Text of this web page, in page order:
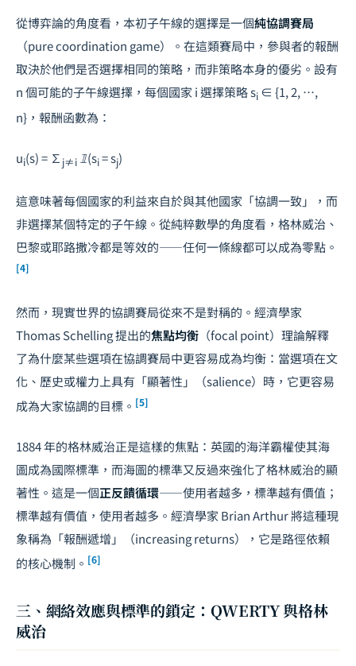
從博弈論的角度看，本初子午線的選擇是一個純協調賽局
（pure coordination game）。在這類賽局中，參與者的報酬
取決於他們是否選擇相同的策略，而非策略本身的優劣。設有
n個可能的子午線選擇，每個國家 i選擇策略si ∈ {1, 2, …,
n} ，報酬函數為：
ui(s) = ∑ j≠i 𝟙(si= sj)
這意味著每個國家的利益來自於與其他國家「協調一致」，而
非選擇某個特定的子午線。從純粹數學的角度看，格林威治、
巴黎或耶路撒冷都是等效的——任何一條線都可以成為零點。
[4]
然而，現實世界的協調賽局從來不是對稱的。經濟學家
Thomas Schelling 提出的焦點均衡 （focal point）理論解釋
了為什麼某些選項在協調賽局中更容易成為均衡：當選項在文
化、歷史或權力上具有「顯著性」（salience）時，它更容易
成為大家協調的目標。 [5]
1884 年的格林威治正是這樣的焦點：英國的海洋霸權使其海
圖成為國際標準，而海圖的標準又反過來強化了格林威治的顯
著性。這是一個正反饋循環——使用者越多，標準越有價值；
標準越有價值，使用者越多。經濟學家 Brian Arthur 將這種現
象稱為「報酬遞增」（increasing returns），它是路徑依賴
的核心機制。 [6]
三、網絡效應與標準的鎖定：QWERTY 與格林
威治